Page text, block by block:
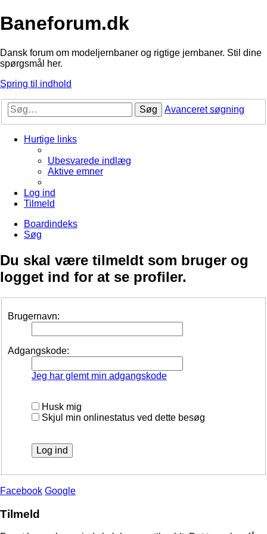
Baneforum.dk
Dansk forum om modeljernbaner og rigtige jernbaner. Stil dine
spørgsmål her.
Spring til indhold
Søg Avanceret søgning
Hurtige links
Ubesvarede indlæg
Aktive emner
Log ind
Tilmeld
Boardindeks
Søg
Du skal være tilmeldt som bruger og
logget ind for at se profiler.
Brugernavn:
Adgangskode:
Jeg har glemt min adgangskode
Husk mig
Skjul min onlinestatus ved dette besøg
Facebook Google
Tilmeld